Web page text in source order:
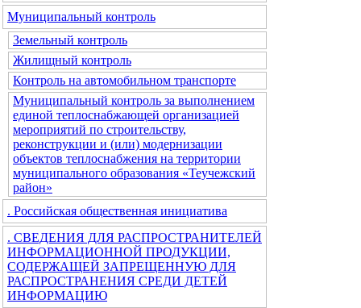
Муниципальный контроль
Земельный контроль
Жилищный контроль
Контроль на автомобильном транспорте
Муниципальный контроль за выполнением
единой теплоснабжающей организацией
мероприятий по строительству,
реконструкции и (или) модернизации
объектов теплоснабжения на территории
муниципального образования «Теучежский
район»
. Российская общественная инициатива
. СВЕДЕНИЯ ДЛЯ РАСПРОСТРАНИТЕЛЕЙ
ИНФОРМАЦИОННОЙ ПРОДУКЦИИ,
СОДЕРЖАЩЕЙ ЗАПРЕЩЕННУЮ ДЛЯ
РАСПРОСТРАНЕНИЯ СРЕДИ ДЕТЕЙ
ИНФОРМАЦИЮ